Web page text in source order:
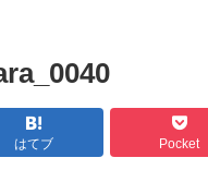
はてブ Pocket